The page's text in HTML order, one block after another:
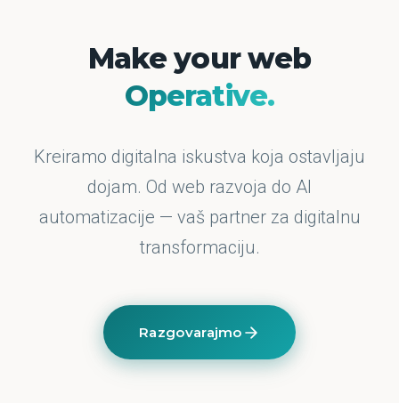
Make your web
Operative.
Kreiramo digitalna iskustva koja ostavljaju
dojam. Od web razvoja do AI
automatizacije — vaš partner za digitalnu
transformaciju.
Razgovarajmo